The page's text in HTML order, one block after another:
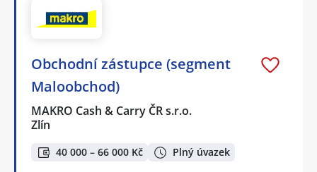
Obchodní zástupce (segment
Maloobchod)
MAKRO Cash & Carry ČR s.r.o.
Zlín
40 000 – 66 000 Kč Plný úvazek